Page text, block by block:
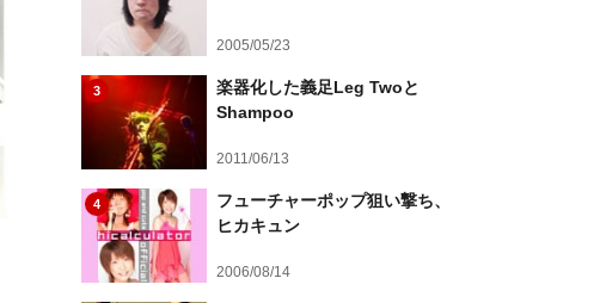
2005/05/23
3
楽器化した義足Leg Twoと
Shampoo
2011/06/13
4
フューチャーポップ狙い撃ち、
ヒカキュン
2006/08/14